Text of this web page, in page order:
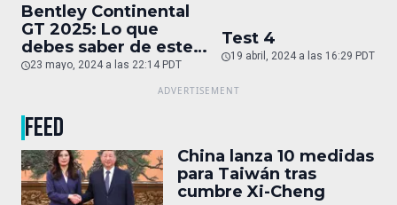
Bentley Continental
GT 2025: Lo que
debes saber de este
auto de superlujo
23 mayo, 2024 a las 22:14 PDT
Test 4
19 abril, 2024 a las 16:29 PDT
FEED
China lanza 10 medidas
para Taiwán tras
cumbre Xi-Cheng